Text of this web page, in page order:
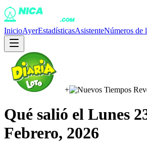
InicioAyerEstadísticasAsistenteNúmeros de
+
Qué salió el Lunes
Febrero, 2026